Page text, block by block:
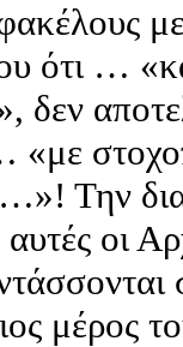
ότι …
«με
Την
οι
μέρος